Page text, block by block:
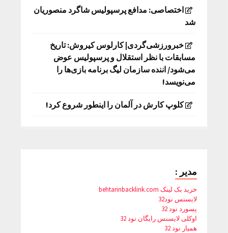
اختصاصی: مدافع پرسپولیس شاگرد منصوریان
شد
خبرورزشی‌گردی| کارلوس کیروش: تاریخ
مسابقات با نظر استقلال و پرسپولیس عوض
می‌شود/ اننده سازمان لیگ برنامه بازی‌ها را
می‌نویسد!
کلوپ کارش در آلمان را اینطور شروع کرد!
مدیر :
خرید بک لینک behtarinbacklink.com
لایسنس نود32
پسورد نود 32
اوکلی لایسنس رایگان نود 32
همیار نود 32